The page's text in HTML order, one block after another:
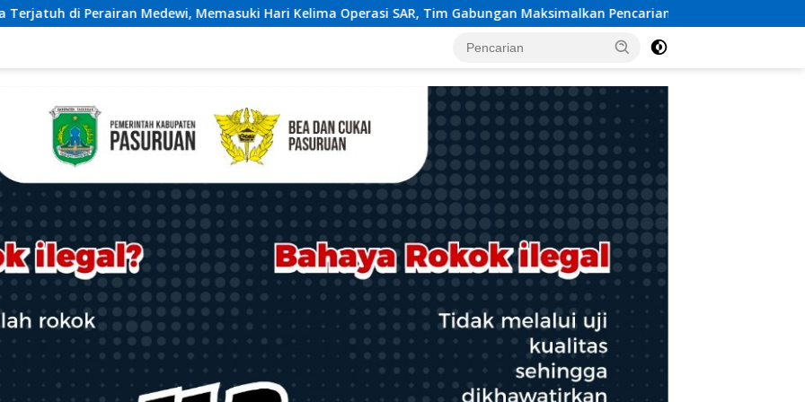
Hari Kelima Operasi SAR, Tim Gabungan Maksimalkan Pencarian Usung Tema “A Drop of Blood, A Million